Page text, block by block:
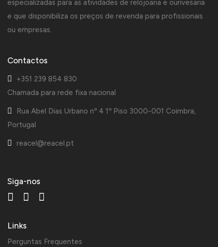
especializadas para as atividades de relojoaria e ourivesaria
e que disponibiliza os preços de revenda para profissionais
ou empresas.
Contactos
+351 239 854 830
Chamada para rede fixa nacional
Rua Abel Dias Urbano nº 4 1º Piso 3000-001 Coimbra,
Portugal
reacel@reacel.pt
Siga-nos
Links
Perguntas Frequentes